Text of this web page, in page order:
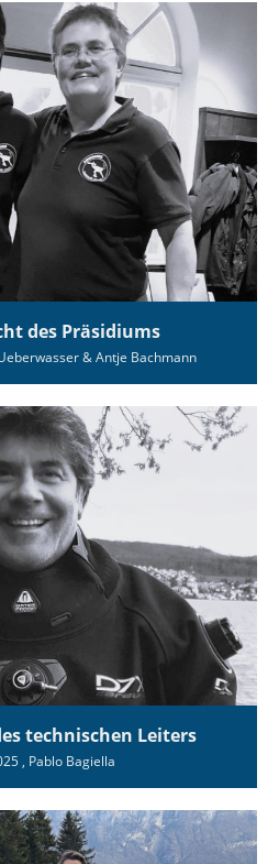
des Präsidiums
& Antje Bachmann
technischen Leiters
, Pablo Bagiella